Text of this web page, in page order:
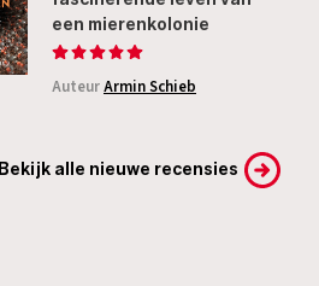
een mierenkolonie
AuteurArmin Schieb
Bekijk alle nieuwe recensies